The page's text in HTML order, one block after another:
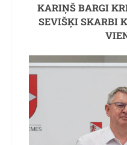
KARIŅŠ BARGI
SEVIŠĶI SKARBI